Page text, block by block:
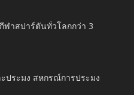
ฬาสปาร์ตันทั่วโลกกว่า 3
ประมง สหกรณ์การประมง